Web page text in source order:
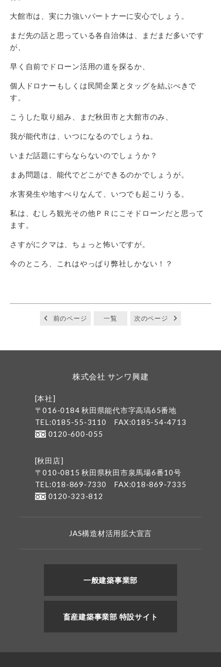
大館市は、実に力強いパートナーに安心でしょう。
まだ先の話と思っている各自治体は、まだまだ多いです
が、
早く自前でドローン活用の道を探るか、
個人ドロナーもしくは民間企業とタッグを結ぶべきで
す。
こうした取り組み、まだ秋田市と大館市のみ、
我が能代市は、いつになるのでしょうね。
いまだ話題にすらならないのでしょうか？
まあ問題は、能代でどこができるのかでしょうが。
水害発生や地すべりなんて、いつでも起こりうる。
私は、むしろ観光その他ＰＲにこそドローンだと思って
ます。
さすがにクマは、ちょっと怖いですが。
今のところ、これはやっぱり弊社しかない！？
前のページ 一覧 次のページ
株式会社 サンワ興建
[本社]
〒016-0184 秋田県能代市字高塙65番地
TEL:0185-55-3110
FAX:0185-54-4713
0120-600-055
[秋田店]
〒010-0815 秋田県秋田市泉馬場6番10号
TEL:018-869-7330
FAX:018-869-7335
0120-323-812
JAS構造材活用拡大宣言
一般建築事業部
畜産建築事業部 特設サイト